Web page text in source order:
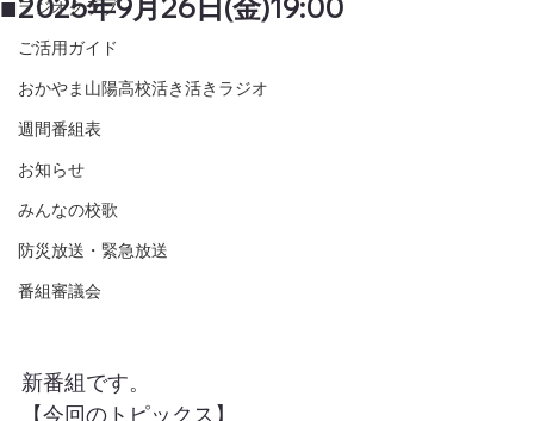
ラジオクラブ
ご活用ガイド
おかやま山陽高校活き活きラジオ
週間番組表
お知らせ
みんなの校歌
防災放送・緊急放送
番組審議会
■2025年9月26日(金)19:00
新番組です。
【今回のトピックス】